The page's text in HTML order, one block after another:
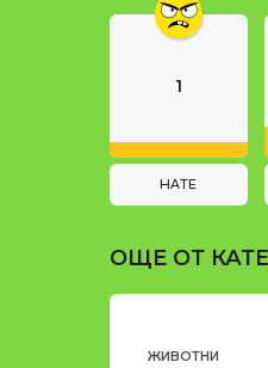
р
t
i
n
1
HATE
ОЩЕ ОТ
ЖИВОТНИ